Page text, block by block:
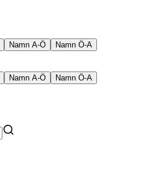
Namn A-Ö Namn Ö-A
Namn A-Ö Namn Ö-A